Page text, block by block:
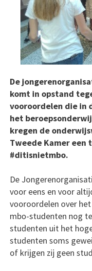
De
komt in opstand
vooroordelen die in
het
kregen de
Tweede Kamer een
#ditisnietmbo.
De
voor eens en voor
vooroordelen over
mbo-studenten nog
studenten uit het
studenten soms
of krijgen zij geen